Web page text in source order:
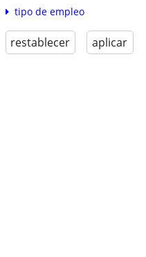
tipo de empleo
restablecer aplicar